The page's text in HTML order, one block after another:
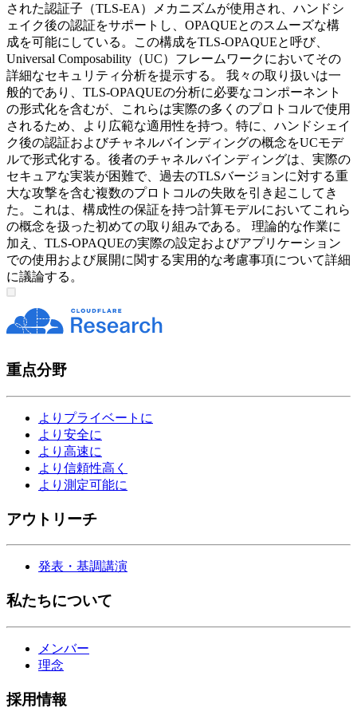
された認証子（TLS-EA）メカニズムが使用され、ハンドシ
ェイク後の認証をサポートし、OPAQUEとのスムーズな構
成を可能にしている。この構成をTLS-OPAQUEと呼び、
Universal Composability（UC）フレームワークにおいてその
詳細なセキュリティ分析を提示する。 我々の取り扱いは一
般的であり、TLS-OPAQUEの分析に必要なコンポーネント
の形式化を含むが、これらは実際の多くのプロトコルで使用
されるため、より広範な適用性を持つ。特に、ハンドシェイ
ク後の認証およびチャネルバインディングの概念をUCモデ
ルで形式化する。後者のチャネルバインディングは、実際の
セキュアな実装が困難で、過去のTLSバージョンに対する重
大な攻撃を含む複数のプロトコルの失敗を引き起こしてき
た。これは、構成性の保証を持つ計算モデルにおいてこれら
の概念を扱った初めての取り組みである。 理論的な作業に
加え、TLS-OPAQUEの実際の設定およびアプリケーション
での使用および展開に関する実用的な考慮事項について詳細
に議論する。
重点分野
よりプライベートに
より安全に
より高速に
より信頼性高く
より測定可能に
アウトリーチ
発表・基調講演
私たちについて
メンバー
理念
採用情報